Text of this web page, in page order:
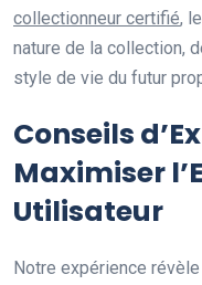
collectionneur certifié,
nature de la collection,
style de vie du futur
Conseils
Maximiser
Utilisateur
Notre expérience révèle